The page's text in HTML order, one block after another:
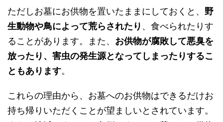
ただしお墓にお供物を置いたままにしておくと、 野
生動物や鳥によって荒らされたり 、食べられたりす
ることがあります。また、 お供物が腐敗して悪臭を
放ったり、害虫の発生源となってしまったりするこ
ともあります。
これらの理由から、お墓へのお供物はできるだけお
持ち帰りいただくことが望ましいとされています。